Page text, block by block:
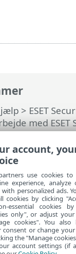
> ESET
med ESET
>
>
firewall
account,
use cookies
experience,
personalized ads.
cookies by clicking
essential cookies
only", or adjust
cookies". You
or change your
the "Manage
account settings (if